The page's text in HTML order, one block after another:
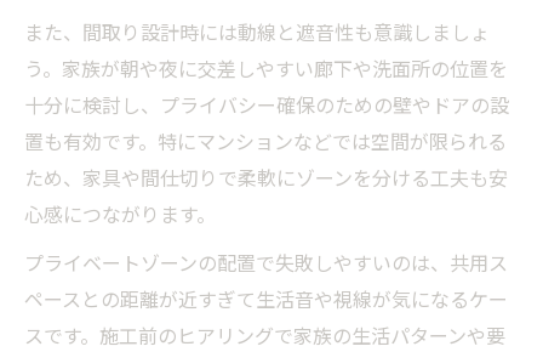
また、間取り設計時には動線と遮音性も意識しましょ
う。家族が朝や夜に交差しやすい廊下や洗面所の位置を
十分に検討し、プライバシー確保のための壁やドアの設
置も有効です。特にマンションなどでは空間が限られる
ため、家具や間仕切りで柔軟にゾーンを分ける工夫も安
心感につながります。
プライベートゾーンの配置で失敗しやすいのは、共用ス
ペースとの距離が近すぎて生活音や視線が気になるケー
スです。施工前のヒアリングで家族の生活パターンや要